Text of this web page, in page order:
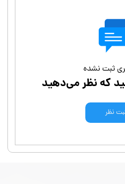
ثبت نشده
که نظر می‌دهید
نظر